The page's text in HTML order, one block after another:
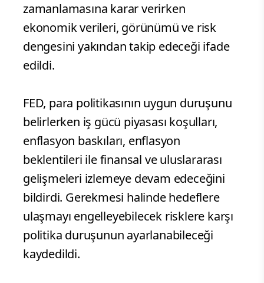
zamanlamasına karar verirken
ekonomik verileri, görünümü ve risk
dengesini yakından takip edeceği ifade
edildi.
FED, para politikasının uygun duruşunu
belirlerken iş gücü piyasası koşulları,
enflasyon baskıları, enflasyon
beklentileri ile finansal ve uluslararası
gelişmeleri izlemeye devam edeceğini
bildirdi. Gerekmesi halinde hedeflere
ulaşmayı engelleyebilecek risklere karşı
politika duruşunun ayarlanabileceği
kaydedildi.